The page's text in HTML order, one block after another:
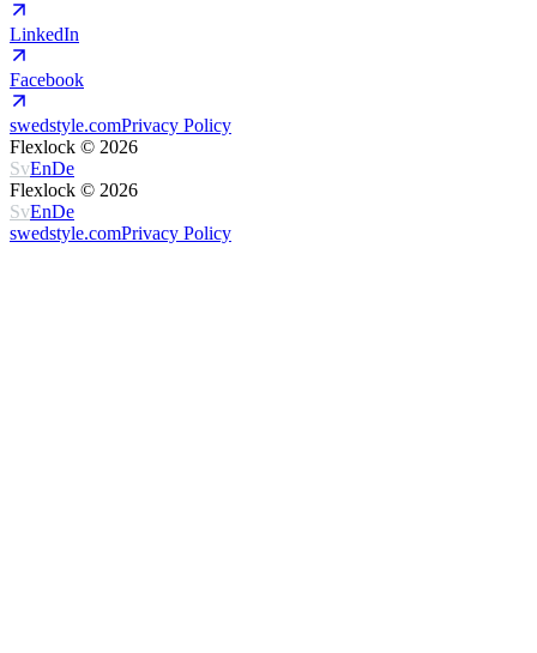
LinkedIn
Facebook
swedstyle.comPrivacy Policy
Flexlock © 2026
SvEnDe
Flexlock © 2026
SvEnDe
swedstyle.comPrivacy Policy